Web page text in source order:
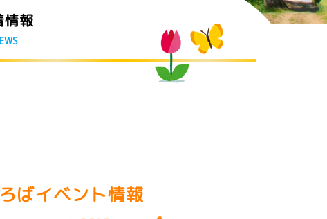
情報
ばイベント情報